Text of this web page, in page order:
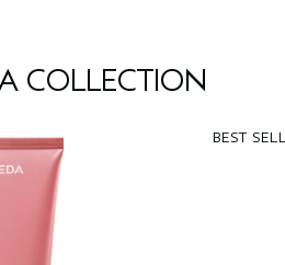
COLLECTION
BEST